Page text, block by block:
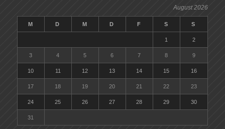
August 2026
M D M D F S S
1 2
3 4 5 6 7 8 9
10 11 12 13 14 15 16
17 18 19 20 21 22 23
24 25 26 27 28 29 30
31